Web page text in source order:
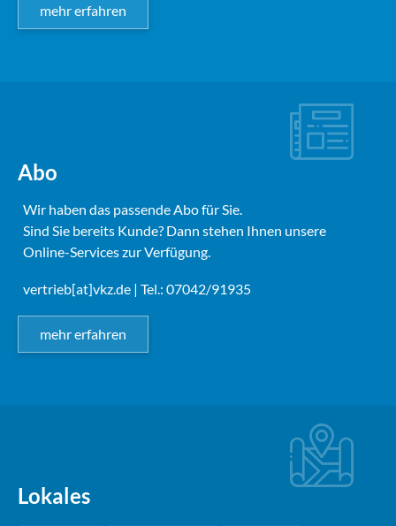
mehr erfahren
Abo
Wir haben das passende Abo für Sie.
Sind Sie bereits Kunde? Dann stehen Ihnen unsere
Online-Services zur Verfügung.
vertrieb[at]vkz.de | Tel.: 07042/91935
mehr erfahren
Lokales